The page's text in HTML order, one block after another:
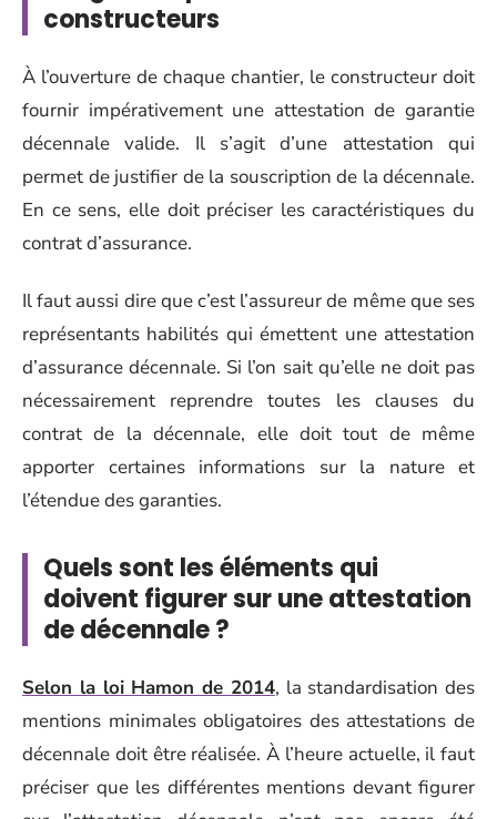
constructeurs
À l’ouverture de chaque chantier, le constructeur doit
fournir impérativement une attestation de garantie
décennale valide. Il s’agit d’une attestation qui
permet de justifier de la souscription de la décennale.
En ce sens, elle doit préciser les caractéristiques du
contrat d’assurance.
Il faut aussi dire que c’est l’assureur de même que ses
représentants habilités qui émettent une attestation
d’assurance décennale. Si l’on sait qu’elle ne doit pas
nécessairement reprendre toutes les clauses du
contrat de la décennale, elle doit tout de même
apporter certaines informations sur la nature et
l’étendue des garanties.
Quels sont les éléments qui
doivent figurer sur une attestation
de décennale ?
Selon la loi Hamon de 2014, la standardisation des
mentions minimales obligatoires des attestations de
décennale doit être réalisée. À l’heure actuelle, il faut
préciser que les différentes mentions devant figurer